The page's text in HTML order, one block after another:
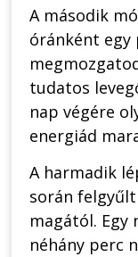
A második
óránként egy
tudatos
nap végére
energiád
A harmadik
során
magától.
néhány perc